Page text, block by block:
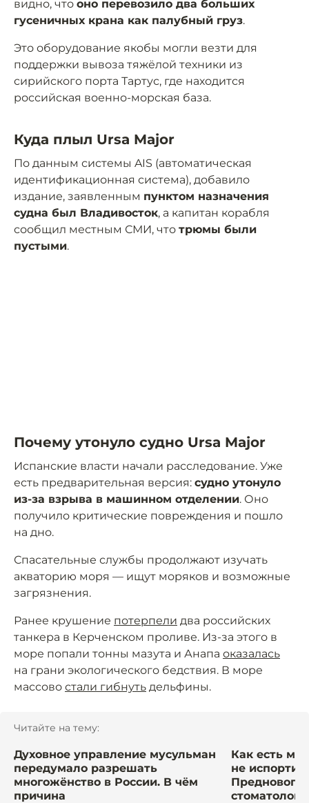
видно, что оно перевозило два больших
гусеничных крана как палубный груз.
Это оборудование якобы могли везти для
поддержки вывоза тяжёлой техники из
сирийского порта Тартус, где находится
российская военно-морская база.
Куда плыл Ursa Major
По данным системы AIS (автоматическая
идентификационная система), добавило
издание, заявленным пунктом назначения
судна был Владивосток, а капитан корабля
сообщил местным СМИ, что трюмы были
пустыми.
Почему утонуло судно Ursa Major
Испанские власти начали расследование. Уже
есть предварительная версия: судно утонуло
из-за взрыва в машинном отделении. Оно
получило критические повреждения и пошло
на дно.
Спасательные службы продолжают изучать
акваторию моря — ищут моряков и возможные
загрязнения.
Ранее крушение потерпели два российских
танкера в Керченском проливе. Из-за этого в
море попали тонны мазута и Анапа оказалась
на грани экологического бедствия. В море
массово стали гибнуть дельфины.
Читайте на тему:
Духовное управление мусульман
передумало разрешать
многожёнство в России. В чём
причина
Как есть
не
стоматолога